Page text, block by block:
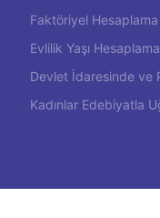
Faktöriyel Hesaplama
Evlilik Yaşı
Devlet İdaresinde ve
Kadınlar Edebiyatla